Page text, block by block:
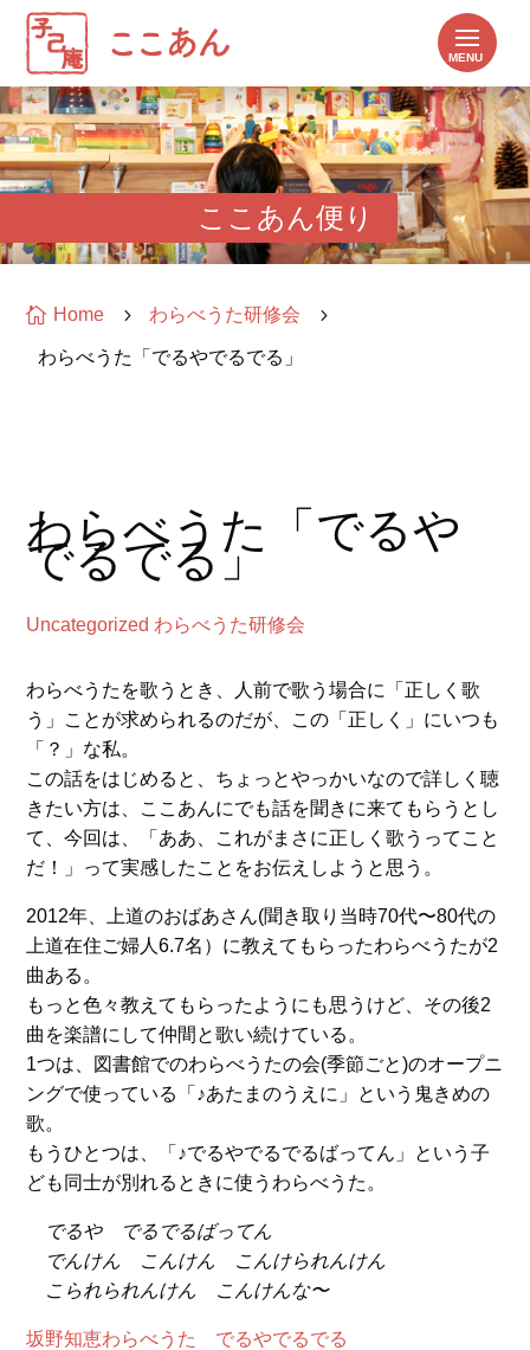
ここあん便り
 Home 5 わらべうた研修会 5
わらべうた「でるやでるでる」
わらべうた「でるや
でるでる」
Uncategorized わらべうた研修会
わらべうたを歌うとき、人前で歌う場合に「正しく歌
う」ことが求められるのだが、この「正しく」にいつも
「？」な私。
この話をはじめると、ちょっとやっかいなので詳しく聴
きたい方は、ここあんにでも話を聞きに来てもらうとし
て、今回は、「ああ、これがまさに正しく歌うってこと
だ！」って実感したことをお伝えしようと思う。
2012年、上道のおばあさん(聞き取り当時70代〜80代の
上道在住ご婦人6.7名）に教えてもらったわらべうたが2
曲ある。
もっと色々教えてもらったようにも思うけど、その後2
曲を楽譜にして仲間と歌い続けている。
1つは、図書館でのわらべうたの会(季節ごと)のオープニ
ングで使っている「♪あたまのうえに」という鬼きめの
歌。
もうひとつは、「♪でるやでるでるばってん」という子
ども同士が別れるときに使うわらべうた。
でるや でるでるばってん
でんけん こんけん こんけられんけん
こられられんけん こんけんな〜
坂野知恵わらべうた でるやでるでる